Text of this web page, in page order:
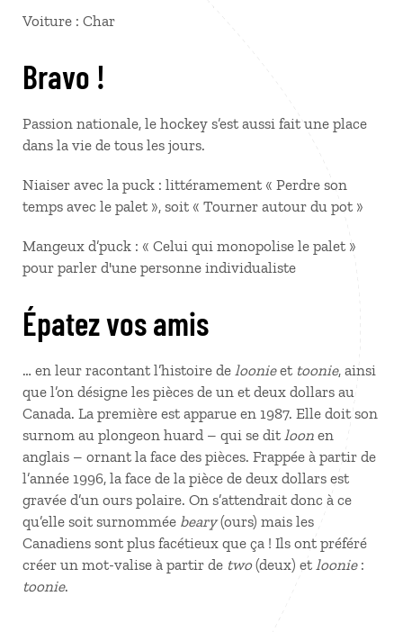
Voiture : Char
Bravo !
Passion nationale, le hockey s’est aussi fait une place
dans la vie de tous les jours.
Niaiser avec la puck : littéramement « Perdre son
temps avec le palet », soit « Tourner autour du pot »
Mangeux d’puck : « Celui qui monopolise le palet »
pour parler d'une personne individualiste
Épatez vos amis
… en leur racontant l’histoire de loonieet toonie, ainsi
que l’on désigne les pièces de un et deux dollars au
Canada. La première est apparue en 1987. Elle doit son
surnom au plongeon huard – qui se dit loon en
anglais – ornant la face des pièces. Frappée à partir de
l’année 1996, la face de la pièce de deux dollars est
gravée d’un ours polaire. On s’attendrait donc à ce
qu’elle soit surnommée beary(ours) mais les
Canadiens sont plus facétieux que ça ! Ils ont préféré
créer un mot-valise à partir de two(deux) et loonie:
toonie.